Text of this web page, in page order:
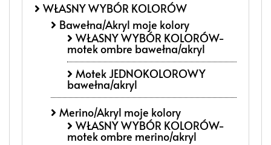
WŁASNY WYBÓR KOLORÓW
Bawełna/Akryl moje kolory
WŁASNY WYBÓR KOLORÓW-
motek ombre bawełna/akryl
Motek JEDNOKOLOROWY
bawełna/akryl
Merino/Akryl moje kolory
WŁASNY WYBÓR KOLORÓW-
motek ombre merino/akryl